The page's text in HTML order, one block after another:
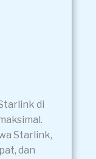
di
Starlink,
dan